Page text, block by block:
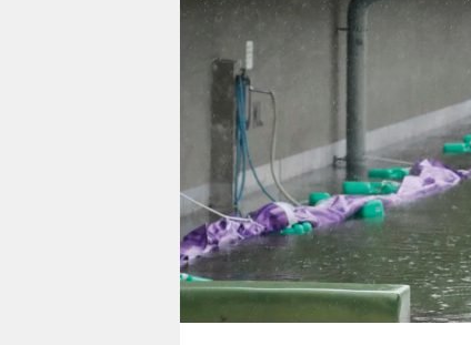
veranstaltungen
shop
fragen & hilfe
unterstützen
abo
genossenschaft
epaper login